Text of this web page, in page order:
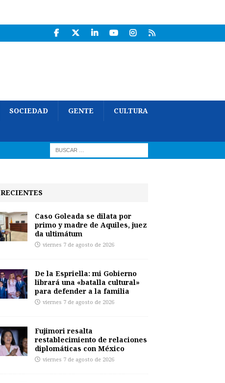
SOCIEDAD GENTE CULTURA
RECIENTES
Caso Goleada se dilata por
primo y madre de Aquiles, juez
da ultimátum
viernes 7 de agosto de 2026
De la Espriella: mi Gobierno
librará una «batalla cultural»
para defender a la familia
viernes 7 de agosto de 2026
Fujimori resalta
restablecimiento de relaciones
diplomáticas con México
viernes 7 de agosto de 2026